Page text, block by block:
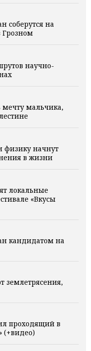
соберутся на
научно-
мальчика,
физику начнут
в жизни
локальные
«Вкусы
кандидатом на
землетрясения,
проходящий в
(+видео)